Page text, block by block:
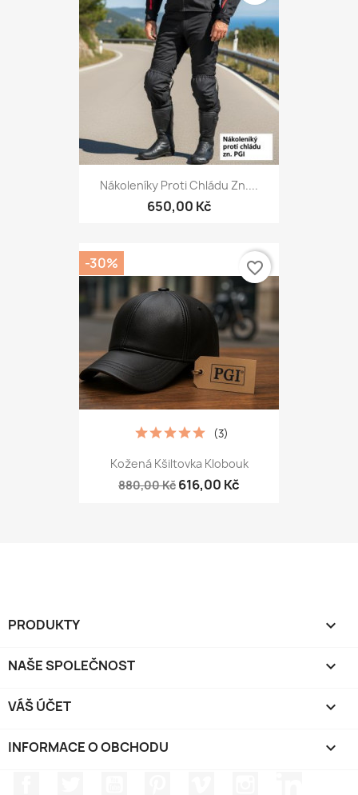
Nákoleníky Proti Chládu Zn....
650,00 Kč
Kožená Kšiltovka Klobouk
880,00 Kč 616,00 Kč
(3)
-30% favorite_border
PRODUKTY 
NAŠE SPOLEČNOST 
VÁŠ ÚČET 
INFORMACE O OBCHODU keyboard_arrow_down